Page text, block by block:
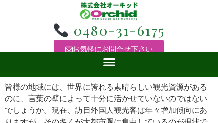
0480-31-6175
お気軽にお問合せ下さい
皆様の地域には、世界に誇れる素晴らしい観光資源がある
のに、言葉の壁によって十分に活かせていないのではない
でしょうか。現在、訪日外国人観光客は年々増加傾向にあ